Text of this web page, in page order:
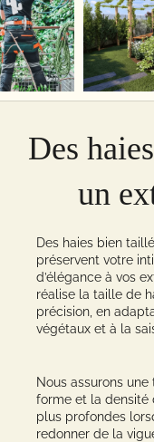
Des
un
Des haies bien
préservent votre
d’élégance à vos
réalise la taille de
précision, en
végétaux et à la
Nous assurons
forme et la densité
plus profondes
redonner de la